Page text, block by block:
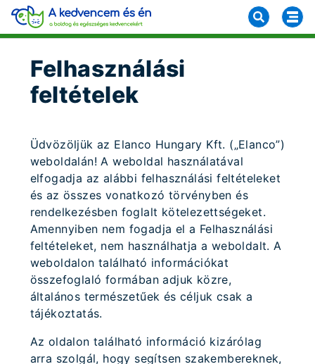
Felhasználási
feltételek
Üdvözöljük az Elanco Hungary Kft. („Elanco”)
weboldalán! A weboldal használatával
elfogadja az alábbi felhasználási feltételeket
és az összes vonatkozó törvényben és
rendelkezésben foglalt kötelezettségeket.
Amennyiben nem fogadja el a Felhasználási
feltételeket, nem használhatja a weboldalt. A
weboldalon található információkat
összefoglaló formában adjuk közre,
általános természetűek és céljuk csak a
tájékoztatás.
Az oldalon található információ kizárólag
arra szolgál, hogy segítsen szakembereknek,